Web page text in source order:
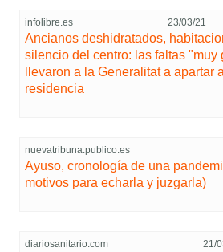
infolibre.es 23/03/21
Ancianos deshidratados,
silencio del centro: las faltas "muy
llevaron a la Generalitat a apartar
residencia
nuevatribuna.publico.es
Ayuso, cronología de una
motivos para echarla y juzgarla)
diariosanitario.com 21/